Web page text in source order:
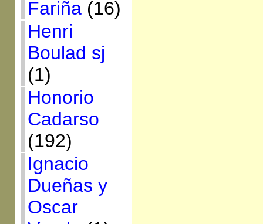
Fariña(16)
Henri
Boulad sj
(1)
Honorio
Cadarso
(192)
Ignacio
Dueñas y
Oscar